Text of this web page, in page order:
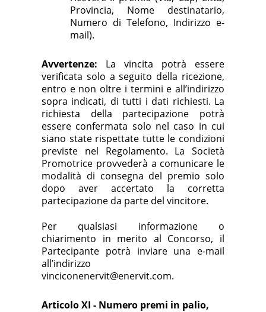
Provincia, Nome destinatario,
Numero di Telefono, Indirizzo e-
mail).
Avvertenze: La vincita potrà essere
verificata solo a seguito della ricezione,
entro e non oltre i termini e all’indirizzo
sopra indicati, di tutti i dati richiesti. La
richiesta della partecipazione potrà
essere confermata solo nel caso in cui
siano state rispettate tutte le condizioni
previste nel Regolamento. La Società
Promotrice provvederà a comunicare le
modalità di consegna del premio solo
dopo aver accertato la corretta
partecipazione da parte del vincitore.
Per qualsiasi informazione o
chiarimento in merito al Concorso, il
Partecipante potrà inviare una e-mail
all’indirizzo
vinciconenervit@enervit.com.
Articolo XI - Numero premi in palio,